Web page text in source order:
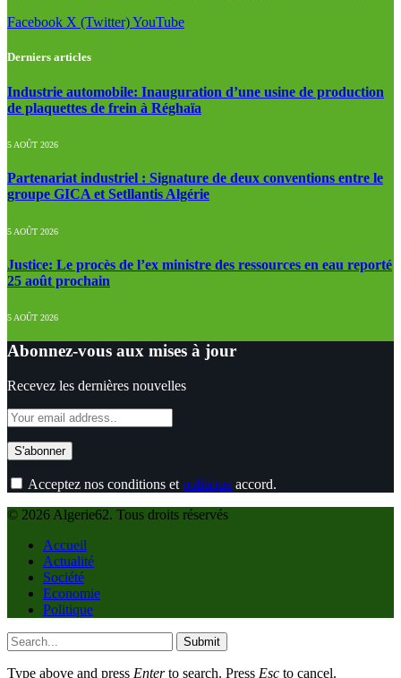
Facebook X (Twitter)YouTube
Derniers articles
Industrie automobile: Inauguration d’une usine de production
de plaquettes de frein à Réghaïa
5 AOÛT 2026
Partenariat industriel : Signature de deux conventions entre le
groupe GICA et Setllantis Algérie
5 AOÛT 2026
Justice: Le procès de l’ex ministre des ressources en eau reporté
25 août prochain
5 AOÛT 2026
Abonnez-vous aux mises à jour
Recevez les dernières nouvelles
Acceptez nos conditions et politique accord.
© 2026 Algerie62. Tous droits réservés
Accueil
Actualité
Société
Economie
Politique
Submit
Type above and press Enterto search. Press Esc to cancel.